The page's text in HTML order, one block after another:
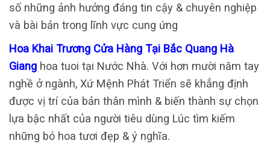
số những ảnh hưởng đáng tin cậy & chuyên nghiệp
và bài bản trong lĩnh vực cung ứng
Hoa Khai Trương Cửa Hàng Tại Bắc Quang Hà
Giang hoa tuoi tại Nước Nhà. Với hơn mười năm tay
nghề ở ngành, Xứ Mệnh Phát Triển sẽ khẳng định
được vị trí của bản thân mình & biến thành sự chọn
lựa bậc nhất của người tiêu dùng Lúc tìm kiếm
những bó hoa tươi đẹp & ý nghĩa.